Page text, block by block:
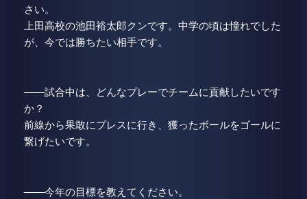
さい。
上田高校の池田裕太郎クンです。中学の頃は憧れでした
が、今では勝ちたい相手です。
――試合中は、どんなプレーでチームに貢献したいです
か？
前線から果敢にプレスに行き、獲ったボールをゴールに
繋げたいです。
――今年の目標を教えてください。